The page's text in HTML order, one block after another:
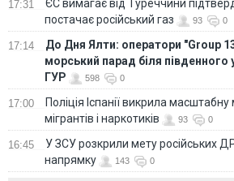
17:31
ЄС вимагає від Туреччини
постачає російський газ
93 0
17:14
До Дня Ялти: оператори "Group
морський парад біля
ГУР
598 0
17:00
Поліція Іспанії викрила
мігрантів і наркотиків
93 0
16:45
У ЗСУ розкрили мету російських
напрямку
143 0